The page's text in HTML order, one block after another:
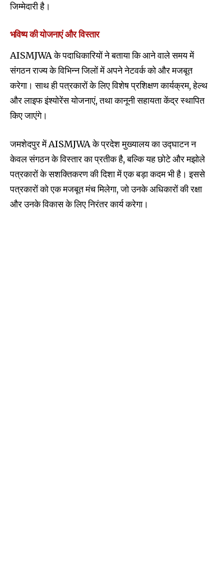
जिम्मेदारी है।
भविष्य की योजनाएं और विस्तार
AISMJWA के पदाधिकारियों ने बताया कि आने वाले समय में
संगठन राज्य के विभिन्न जिलों में अपने नेटवर्क को और मजबूत
करेगा। साथ ही पत्रकारों के लिए विशेष प्रशिक्षण कार्यक्रम, हेल्थ
और लाइफ इंश्योरेंस योजनाएं, तथा कानूनी सहायता केंद्र स्थापित
किए जाएंगे।
जमशेदपुर में AISMJWA के प्रदेश मुख्यालय का उद्घाटन न
केवल संगठन के विस्तार का प्रतीक है, बल्कि यह छोटे और मझोले
पत्रकारों के सशक्तिकरण की दिशा में एक बड़ा कदम भी है। इससे
पत्रकारों को एक मजबूत मंच मिलेगा, जो उनके अधिकारों की रक्षा
और उनके विकास के लिए निरंतर कार्य करेगा।